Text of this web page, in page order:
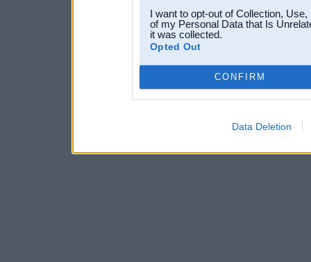
I want to opt-out of Collection,
of my Personal Data that Is
it was collected.
Opted Out
CONFIRM
Data Deletion